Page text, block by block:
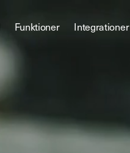
Funktioner Integrationer